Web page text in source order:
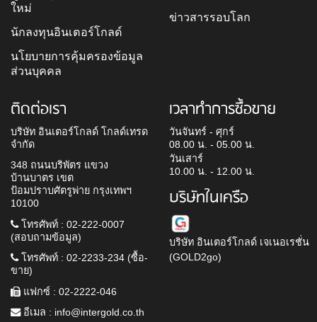
ใหม่
นักลงทุนอินเตอร์โกลด์
นโยบายการคุ้มครองข้อมูล
ส่วนบุคคล
ข่าวสารรอบโลก
ติดต่อเรา
บริษัท อินเตอร์โกลด์ โกลด์เทรด
จำกัด
348 ถนนบริพัตร แขวง
บ้านบาตร เขต
ป้อมปราบศัตรูพ่าย กรุงเทพฯ
10100
โทรศัพท์ : 02-222-0007
(สอบถามข้อมูล)
โทรศัพท์ : 02-2233-234 (ซื้อ-
ขาย)
แฟกซ์ : 02-2222-046
อีเมล : info@intergold.co.th
เวลาทำการซื้อขาย
วันจันทร์ - ศุกร์
08.00 น. - 05.00 น.
วันเสาร์
10.00 น. - 12.00 น.
บริษัทในเครือ
บริษัท อินเตอร์โกลด์ เจเนอเรชั่น
(GOLD2go)